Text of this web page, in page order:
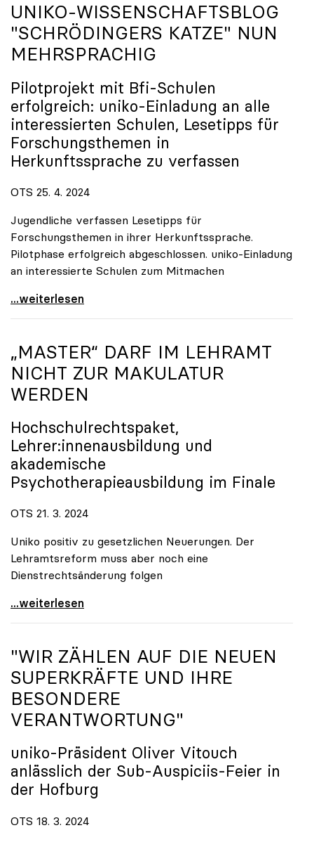
UNIKO-WISSENSCHAFTSBLOG
"SCHRÖDINGERS KATZE" NUN
MEHRSPRACHIG
Pilotprojekt mit Bfi-Schulen
erfolgreich: uniko-Einladung an alle
interessierten Schulen, Lesetipps für
Forschungsthemen in
Herkunftssprache zu verfassen
OTS 25. 4. 2024
Jugendliche verfassen Lesetipps für
Forschungsthemen in ihrer Herkunftssprache.
Pilotphase erfolgreich abgeschlossen. uniko-Einladung
an interessierte Schulen zum Mitmachen
uniko-Wissenschaftsblog \"Schrödingers Katze\" nun
...weiterlesen
„MASTER“ DARF IM LEHRAMT
NICHT ZUR MAKULATUR
WERDEN
Hochschulrechtspaket,
Lehrer:innenausbildung und
akademische
Psychotherapieausbildung im Finale
OTS 21. 3. 2024
Uniko positiv zu gesetzlichen Neuerungen. Der
Lehramtsreform muss aber noch eine
Dienstrechtsänderung folgen
„Master“ darf im Lehramt nicht zur Makulatur
...weiterlesen
"WIR ZÄHLEN AUF DIE NEUEN
SUPERKRÄFTE UND IHRE
BESONDERE
VERANTWORTUNG"
uniko-Präsident Oliver Vitouch
anlässlich der Sub-Auspiciis-Feier in
der Hofburg
OTS 18. 3. 2024